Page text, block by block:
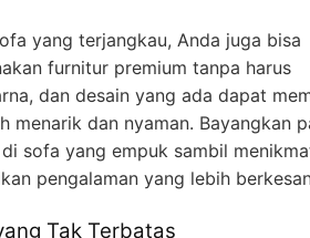
yang terjangkau, Anda juga bisa
furnitur premium tanpa harus
dan desain yang ada dapat
menarik dan nyaman. Bayangkan
sofa yang empuk sambil
pengalaman yang lebih
Tak Terbatas